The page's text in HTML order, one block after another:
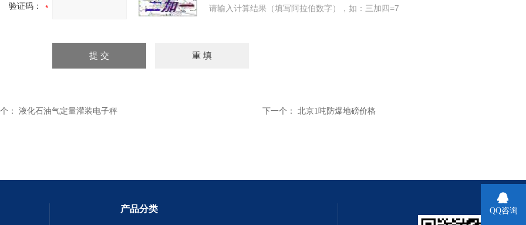
验证码： 请输入计算结果（填写阿拉伯数字），如：三加四=7
： 液化石油气定量灌装电子秤 下一个： 北京1吨防爆地磅价格
产品分类 QQ咨询